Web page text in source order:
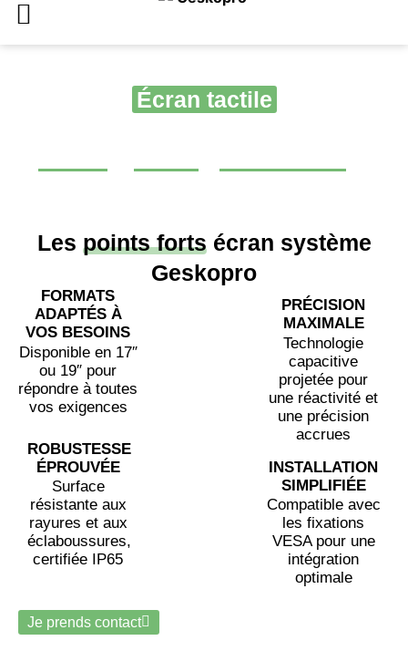
Écran tactile
Les points fortsécran système
Geskopro
FORMATS
ADAPTÉS À
VOS BESOINS
Disponible en 17″
ou 19″ pour
répondre à toutes
vos exigences
ROBUSTESSE
ÉPROUVÉE
Surface
résistante aux
rayures et aux
éclaboussures,
certifiée IP65
PRÉCISION
MAXIMALE
Technologie
capacitive
projetée pour
une réactivité et
une précision
accrues
INSTALLATION
SIMPLIFIÉE
Compatible avec
les fixations
VESA pour une
intégration
optimale
Je prends contact